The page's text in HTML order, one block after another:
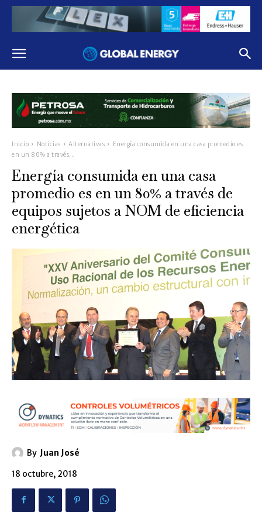
Inicio Noticias Alternativas
Energía consumida en una casa promedio es
en un 80% a través...
Energía consumida en una casa
promedio es en un 80% a través de
equipos sujetos a NOM de eficiencia
energética
By Juan José
18 octubre, 2018